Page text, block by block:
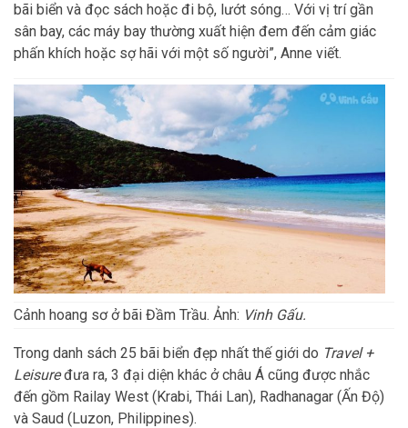
bãi biển và đọc sách hoặc đi bộ, lướt sóng… Với vị trí gần
sân bay, các máy bay thường xuất hiện đem đến cảm giác
phấn khích hoặc sợ hãi với một số người”, Anne viết.
Cảnh hoang sơ ở bãi Đầm Trầu. Ảnh: Vinh Gấu.
Trong danh sách 25 bãi biển đẹp nhất thế giới do Travel +
Leisuređưa ra, 3 đại diện khác ở châu Á cũng được nhắc
đến gồm Railay West (Krabi, Thái Lan), Radhanagar (Ấn Độ)
và Saud (Luzon, Philippines).